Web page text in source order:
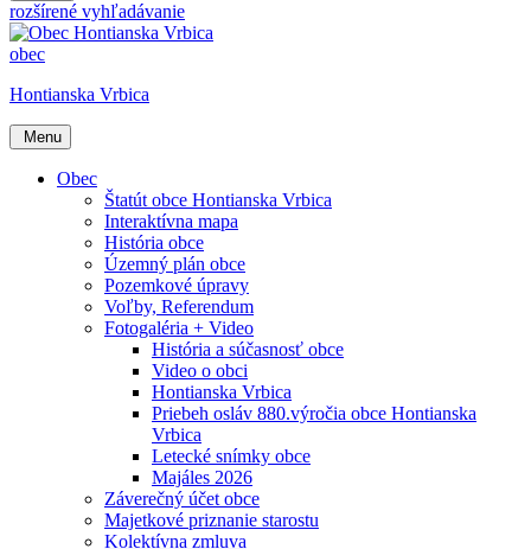
rozšírené vyhľadávanie
obec
Hontianska Vrbica
Menu
Obec
Štatút obce Hontianska Vrbica
Interaktívna mapa
História obce
Územný plán obce
Pozemkové úpravy
Voľby, Referendum
Fotogaléria + Video
História a súčasnosť obce
Video o obci
Hontianska Vrbica
Priebeh osláv 880.výročia obce Hontianska
Vrbica
Letecké snímky obce
Majáles 2026
Záverečný účet obce
Majetkové priznanie starostu
Kolektívna zmluva